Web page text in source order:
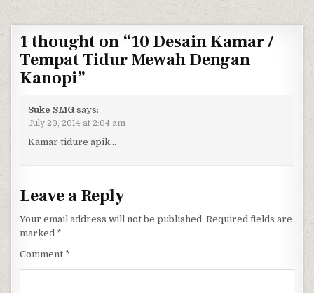
1 thought on “10 Desain Kamar /
Tempat Tidur Mewah Dengan
Kanopi”
Suke SMG says:
July 20, 2014 at 2:04 am
Kamar tidure apik…
Leave a Reply
Your email address will not be published. Required fields are
marked *
Comment *